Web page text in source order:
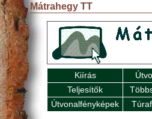
Mátrahegy TT
Kiírás
Teljesítők
Útvonalfényképek